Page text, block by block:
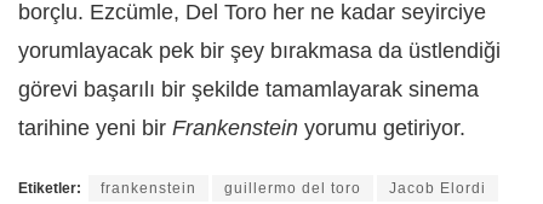
borçlu. Ezcümle, Del Toro her ne kadar seyirciye
yorumlayacak pek bir şey bırakmasa da üstlendiği
görevi başarılı bir şekilde tamamlayarak sinema
tarihine yeni bir Frankenstein yorumu getiriyor.
Etiketler: frankenstein guillermo del toro Jacob Elordi